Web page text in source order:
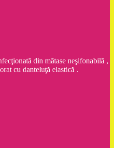
din mătase neşifonabilă ,
cu danteluţă elastică .